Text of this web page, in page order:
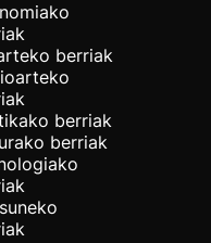
berriak
berriak
berriak